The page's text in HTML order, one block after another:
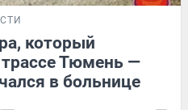
который
трассе Тюмень —
в больнице